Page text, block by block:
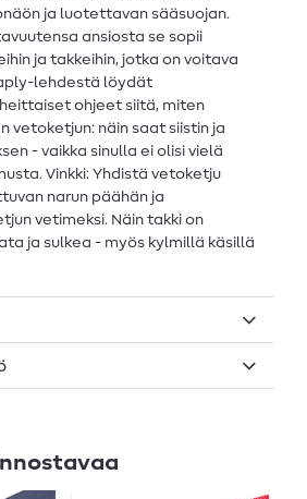
ja luotettavan sääsuojan.
ansiosta se sopii
ja takkeihin, jotka on voitava
lehdestä löydät
ohjeet siitä, miten
näin saat siistin ja
- vaikka sinulla ei olisi vielä
Vinkki: Yhdistä vetoketju
narun päähän ja
vetimeksi. Näin takki on
ja sulkea - myös kylmillä käsillä